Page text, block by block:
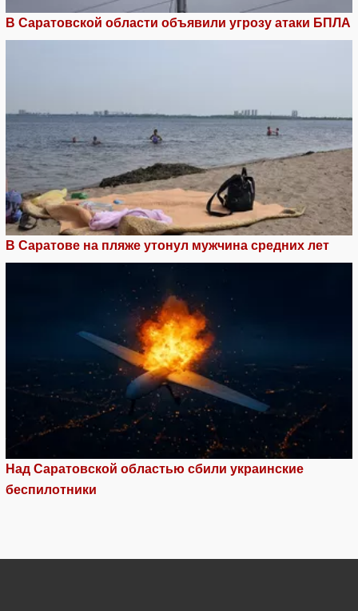
В Саратовской области объявили угрозу атаки БПЛА
В Саратове на пляже утонул мужчина средних лет
Над Саратовской областью сбили украинские
беспилотники